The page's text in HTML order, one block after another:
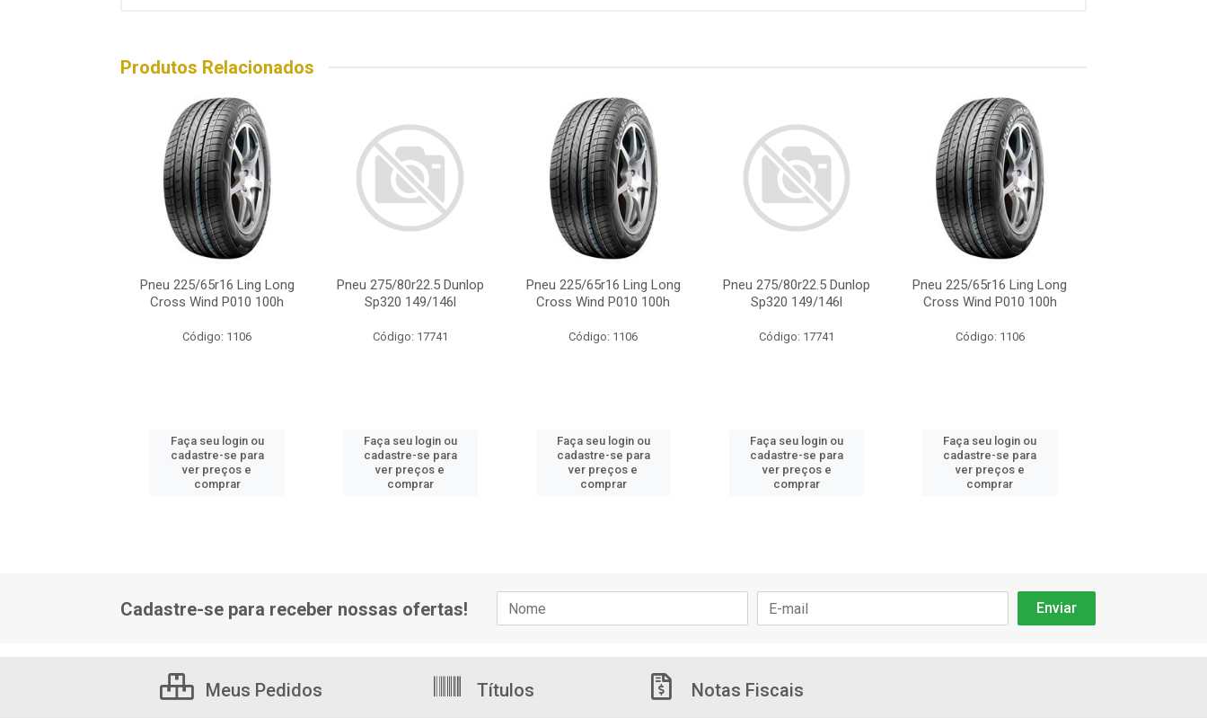
Produtos Relacionados
Pneu 225/65r16 Ling Long
Cross Wind P010 100h
Código: 1106
Faça seu login ou
cadastre-se para
ver preços e
comprar
Pneu 275/80r22.5 Dunlop
Sp320 149/146l
Código: 17741
Faça seu login ou
cadastre-se para
ver preços e
comprar
Pneu 225/65r16 Ling Long
Cross Wind P010 100h
Código: 1106
Faça seu login ou
cadastre-se para
ver preços e
comprar
Pneu 275/80r22.5 Dunlop
Sp320 149/146l
Código: 17741
Faça seu login ou
cadastre-se para
ver preços e
comprar
Pneu 225/65r16 Ling Long
Cross Wind P010 100h
Código: 1106
Faça seu login ou
cadastre-se para
ver preços e
comprar
Cadastre-se para receber nossas ofertas!
Meus Pedidos Títulos Notas Fiscais